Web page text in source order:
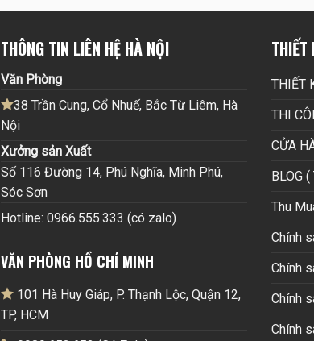
THÔNG TIN LIÊN HỆ HÀ NỘI
Văn Phòng
38 Trần Cung, Cổ Nhuế, Bắc Từ Liêm, Hà
Nội
Xưởng sản Xuất
Số 116 Đường 14, Phú Nghĩa, Minh Phú,
Sóc Sơn
Hotline: 0966.555.333 (có zalo)
VĂN PHÒNG HỒ CHÍ MINH
101 Hà Huy Giáp, P. Thạnh Lộc, Quận 12,
TP, HCM
THIẾT
THIẾT
THI
CỬA
BLOG
Thu
Chính
Chính
Chính
Chính